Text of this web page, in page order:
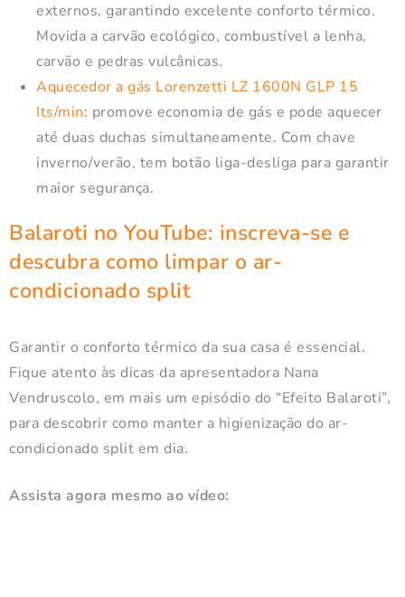
externos, garantindo excelente conforto térmico.
Movida a carvão ecológico, combustível a lenha,
carvão e pedras vulcânicas.
Aquecedor a gás Lorenzetti LZ 1600N GLP 15
Its/min: promove economia de gás e pode aquecer
até duas duchas simultaneamente. Com chave
inverno/verão, tem botão liga-desliga para garantir
maior segurança.
Balaroti no YouTube: inscreva-se e
descubra como limpar o ar-
condicionado split
Garantir o conforto térmico da sua casa é essencial.
Fique atento às dicas da apresentadora Nana
Vendruscolo, em mais um episódio do “Efeito Balaroti”,
para descobrir como manter a higienização do ar-
condicionado split em dia.
Assista agora mesmo ao vídeo: